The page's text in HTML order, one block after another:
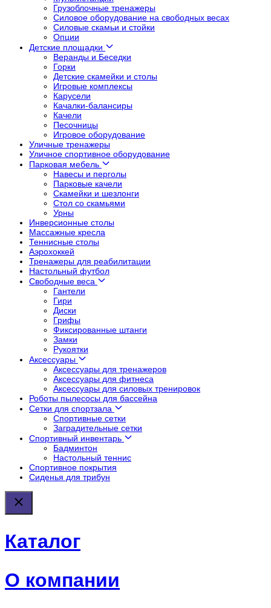
Грузоблочные тренажеры
Силовое оборудование на свободных весах
Силовые скамьи и стойки
Опции
Детские площадки
Веранды и Беседки
Горки
Детские скамейки и столы
Игровые комплексы
Карусели
Качалки-балансиры
Качели
Песочницы
Игровое оборудование
Уличные тренажеры
Уличное спортивное оборудование
Парковая мебель
Навесы и перголы
Парковые качели
Скамейки и шезлонги
Стол со скамьями
Урны
Инверсионные столы
Массажные кресла
Теннисные столы
Аэрохоккей
Тренажеры для реабилитации
Настольный футбол
Свободные веса
Гантели
Гири
Диски
Грифы
Фиксированные штанги
Замки
Рукоятки
Аксессуары
Аксессуары для тренажеров
Аксессуары для фитнеса
Аксессуары для силовых тренировок
Роботы пылесосы для бассейна
Сетки для спортзала
Спортивные сетки
Заградительные сетки
Спортивный инвентарь
Бадминтон
Настольный теннис
Спортивное покрытия
Сиденья для трибун
Каталог
О компании